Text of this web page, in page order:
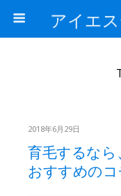
2018年6月29日
育毛するな
おすすめのコ